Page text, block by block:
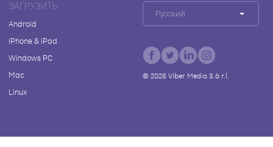
ЗАГРУЗИТЬ
Android
iPhone & iPad
Windows PC
Mac
Linux
Русский
© 2026Viber Media S.à r.l.